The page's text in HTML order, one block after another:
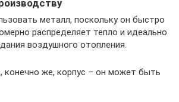
металл, поскольку он быстро
распределяет тепло и идеально
воздушного отопления.
конечно же, корпус – он может быть